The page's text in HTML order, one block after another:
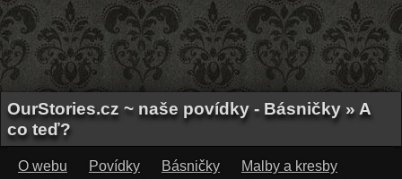
OurStories.cz ~ naše povídky - Básničky » A
co teď?
O webu Povídky Básničky
Malby a kresby